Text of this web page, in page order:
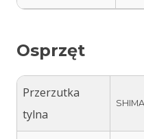
Osprzęt
Przerzutka
tylna